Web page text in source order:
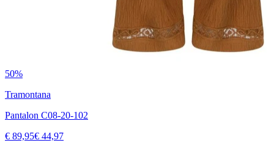
50%
Tramontana
Pantalon C08-20-102
€ 89,95€ 44,97